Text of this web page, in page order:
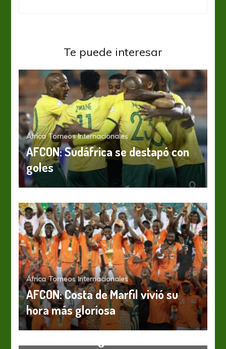
Te puede interesar
África Torneos Internacionales
AFCON: Sudáfrica se destapó con
goles
África Torneos Internacionales
AFCON: Costa de Marfil vivió su
hora más gloriosa
África